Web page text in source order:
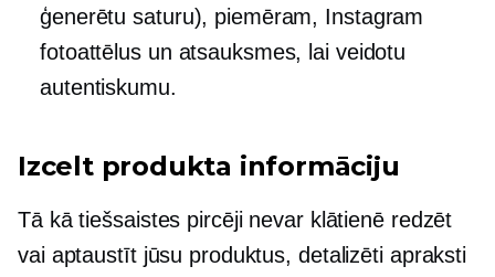
ģenerētu saturu), piemēram, Instagram
fotoattēlus un atsauksmes, lai veidotu
autentiskumu.
Izcelt produkta informāciju
Tā kā tiešsaistes pircēji nevar klātienē redzēt
vai aptaustīt jūsu produktus, detalizēti apraksti